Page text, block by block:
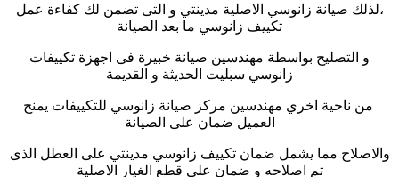
،لذلك صيانة زانوسي الاصلية مدينتي و التى تضمن لك كفاءة عمل
تكييف زانوسي ما بعد الصيانة
و التصليح بواسطة مهندسين صيانة خبيرة فى اجهزة تكييفات
زانوسي سبليت الحديثة و القديمة
من ناحية اخري مهندسين مركز صيانة زانوسي للتكييفات يمنح
العميل ضمان على الصيانة
والاصلاح مما يشمل ضمان تكييف زانوسي مدينتي على العطل الذى
تم اصلاحه و ضمان على قطع الغيار الاصلية